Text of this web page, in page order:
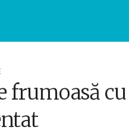
frumoasă